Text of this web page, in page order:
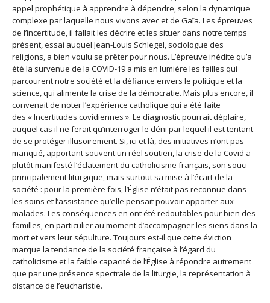
appel prophétique à apprendre à dépendre, selon la dynamique
complexe par laquelle nous vivons avec et de Gaïa. Les épreuves
de l’incertitude, il fallait les décrire et les situer dans notre temps
présent, essai auquel Jean-Louis Schlegel, sociologue des
religions, a bien voulu se prêter pour nous. L’épreuve inédite qu’a
été la survenue de la COVID-19 a mis en lumière les failles qui
parcourent notre société et la défiance envers le politique et la
science, qui alimente la crise de la démocratie. Mais plus encore, il
convenait de noter l’expérience catholique qui a été faite
des « Incertitudes covidiennes ». Le diagnostic pourrait déplaire,
auquel cas il ne ferait qu’interroger le déni par lequel il est tentant
de se protéger illusoirement. Si, ici et là, des initiatives n’ont pas
manqué, apportant souvent un réel soutien, la crise de la Covid a
plutôt manifesté l’éclatement du catholicisme français, son souci
principalement liturgique, mais surtout sa mise à l’écart de la
société : pour la première fois, l’Église n’était pas reconnue dans
les soins et l’assistance qu’elle pensait pouvoir apporter aux
malades. Les conséquences en ont été redoutables pour bien des
familles, en particulier au moment d’accompagner les siens dans la
mort et vers leur sépulture. Toujours est-il que cette éviction
marque la tendance de la société française à l’égard du
catholicisme et la faible capacité de l’Église à répondre autrement
que par une présence spectrale de la liturgie, la représentation à
distance de l’eucharistie.